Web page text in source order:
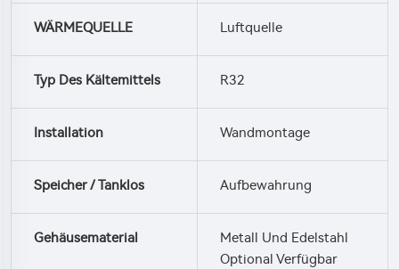
WÄRMEQUELLE Luftquelle
Typ Des Kältemittels R32
Installation Wandmontage
Speicher / Tanklos Aufbewahrung
Gehäusematerial
Metall Und Edelstahl
Optional Verfügbar